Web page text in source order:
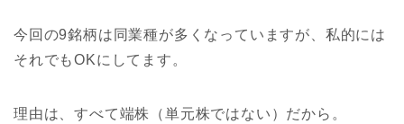
今回の9銘柄は同業種が多くなっていますが、私的には
それでもOKにしてます。
理由は、すべて端株（単元株ではない）だから。